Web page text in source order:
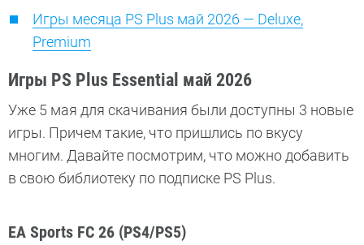
Игры месяца PS Plus май 2026 — Deluxe,
Premium
Игры PS Plus Essential май 2026
Уже 5 мая для скачивания были доступны 3 новые
игры. Причем такие, что пришлись по вкусу
многим. Давайте посмотрим, что можно добавить
в свою библиотеку по подписке PS Plus.
EA Sports FC 26 (PS4/PS5)